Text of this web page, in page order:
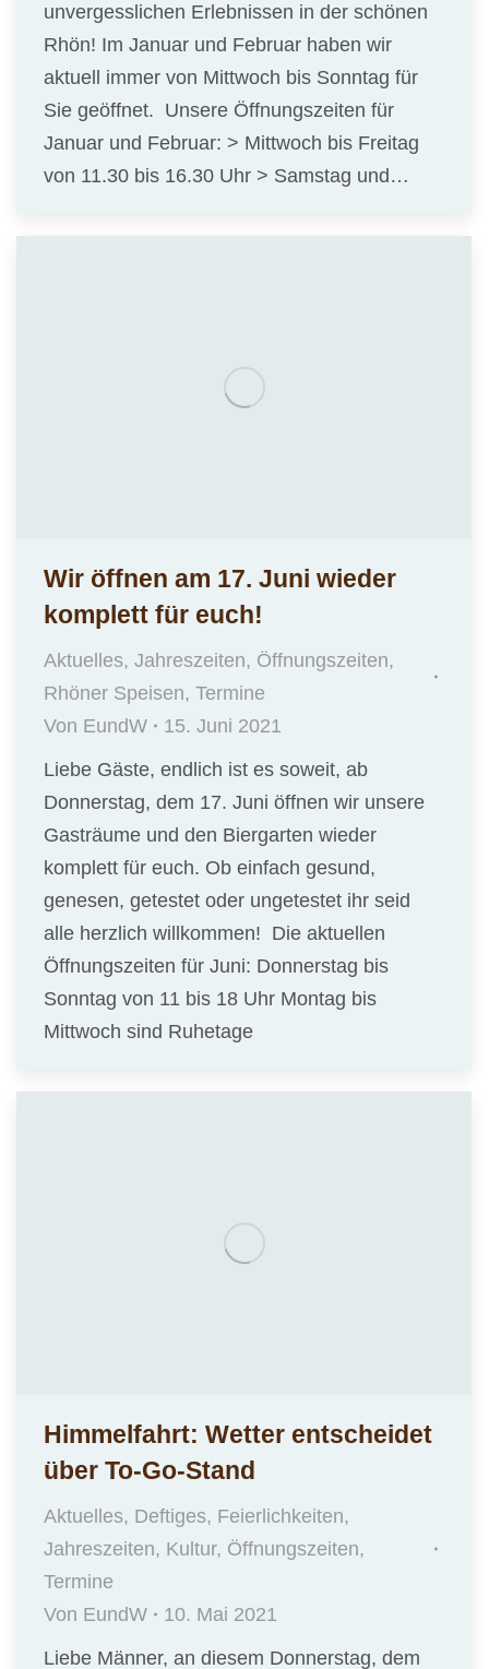
unvergesslichen Erlebnissen in der schönen
Rhön! Im Januar und Februar haben wir
aktuell immer von Mittwoch bis Sonntag für
Sie geöffnet. Unsere Öffnungszeiten für
Januar und Februar: > Mittwoch bis Freitag
von 11.30 bis 16.30 Uhr > Samstag und…
Wir öffnen am 17. Juni wieder
komplett für euch!
Aktuelles, Jahreszeiten, Öffnungszeiten,
Rhöner Speisen, Termine
Von EundW
15. Juni 2021
Liebe Gäste, endlich ist es soweit, ab
Donnerstag, dem 17. Juni öffnen wir unsere
Gasträume und den Biergarten wieder
komplett für euch. Ob einfach gesund,
genesen, getestet oder ungetestet ihr seid
alle herzlich willkommen! Die aktuellen
Öffnungszeiten für Juni: Donnerstag bis
Sonntag von 11 bis 18 Uhr Montag bis
Mittwoch sind Ruhetage
Himmelfahrt: Wetter entscheidet
über To-Go-Stand
Aktuelles, Deftiges, Feierlichkeiten,
Jahreszeiten, Kultur, Öffnungszeiten,
Termine
Von EundW
10. Mai 2021
Liebe Männer, an diesem Donnerstag, dem